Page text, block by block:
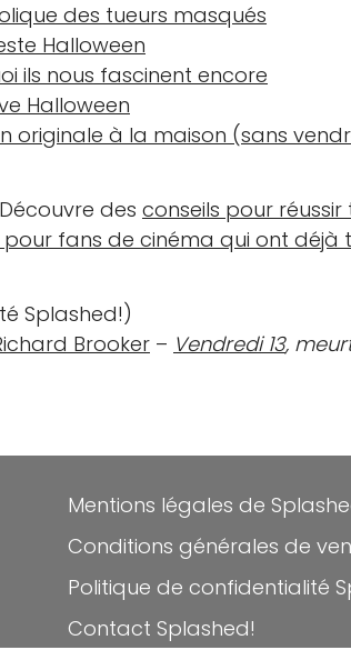
des tueurs masqués
Halloween
ils nous fascinent encore
Halloween
originale à la maison (sans
des conseils pour
fans de cinéma qui ont déjà
Splashed!)
Brooker – Vendredi 13,
Mentions légales de
Conditions générales de
Politique de confidentialité
Contact Splashed!